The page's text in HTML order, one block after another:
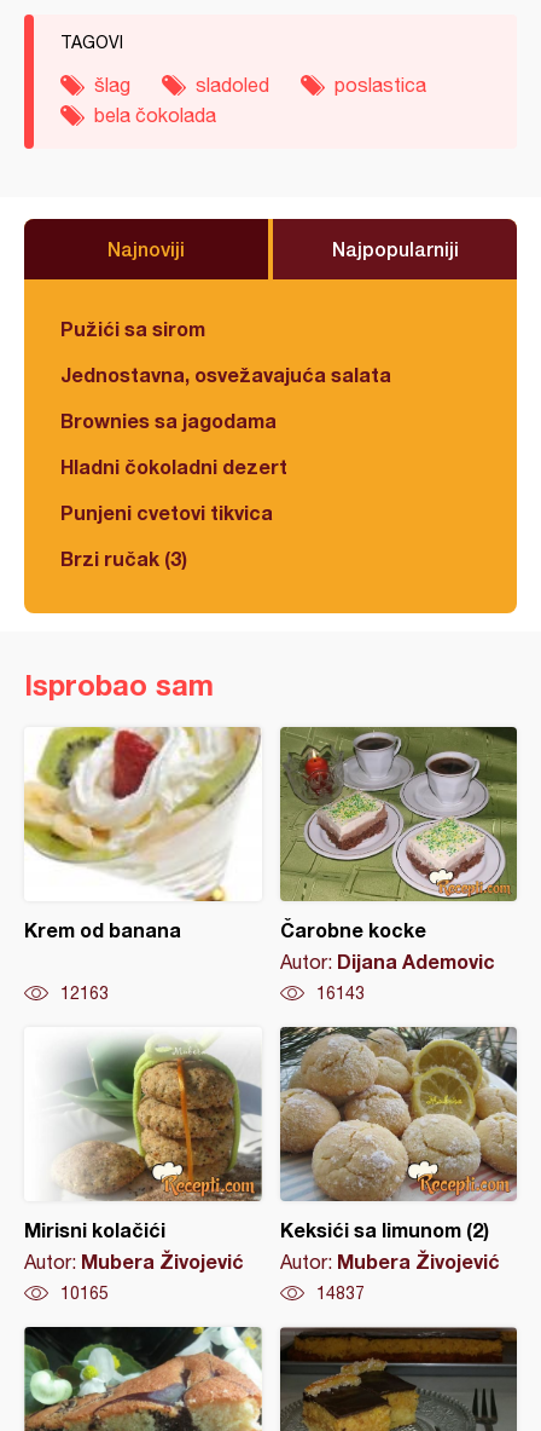
TAGOVI
šlag sladoled
poslastica
bela čokolada
Najnoviji Najpopularniji
Pužići sa sirom
Jednostavna, osvežavajuća salata
Brownies sa jagodama
Hladni čokoladni dezert
Punjeni cvetovi tikvica
Brzi ručak (3)
Isprobao sam
Krem od banana
12163
Čarobne kocke
Autor: Dijana Ademovic
16143
Mirisni kolačići
Autor: Mubera Živojević
10165
Keksići sa limunom (2)
Autor: Mubera Živojević
14837